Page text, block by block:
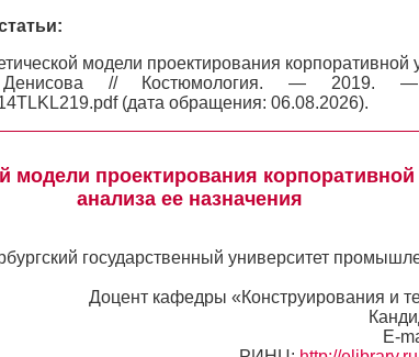
модели проектирования
Денисова // Костюмология. —
(дата обращения: 06.08.2026).
модели проектирования
анализа ее назначения
государственный университет
Доцент кафедры «Конструирования и
E-